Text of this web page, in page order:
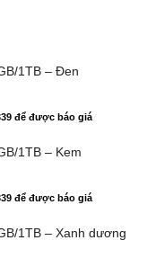
1TB – Đen
để được báo giá
1TB – Kem
để được báo giá
1TB – Xanh dương